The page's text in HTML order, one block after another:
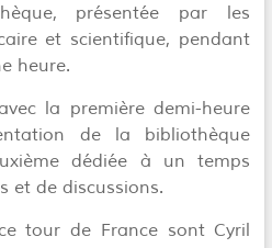
présentée par les
et scientifique, pendant
heure.
la première demi-heure
de la bibliothèque
dédiée à un temps
et de discussions.
tour de France sont Cyril